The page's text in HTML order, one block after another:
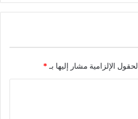
الحقول الإلزامية مشار إليها بـ *